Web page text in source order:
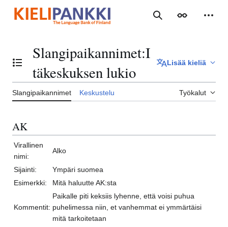
sisältöön
Haku Ulkoasu
Vaihda sisällysluettelo
Slangipaikannimet:I
täkeskuksen lukio
Lisää kieliä
Slangipaikannimet Keskustelu Työkalut
AK
Virallinen
nimi:
Alko
Sijainti:
Ympäri suomea
Esimerkki:
Mitä haluutte AK:sta
Kommentit:
Paikalle piti keksiis lyhenne, että voisi puhua
puhelimessa niin, et vanhemmat ei ymmärtäisi
mitä tarkoitetaan